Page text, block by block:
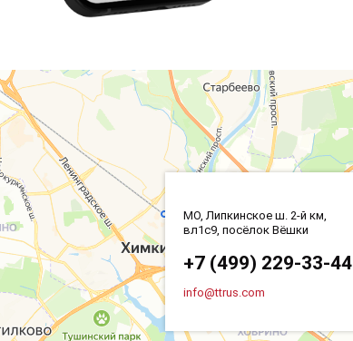
МО, Липкинское ш. 2-й км,
вл1с9, посёлок Вёшки
+7 (499) 229-33-44
info@ttrus.com